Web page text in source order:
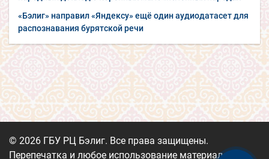
«Бэлиг» направил «Яндексу» ещё один аудиодатасет для
распознавания бурятской речи
© 2026 ГБУ РЦ Бэлиг. Все права защищены.
Перепечатка и любое использование материалов